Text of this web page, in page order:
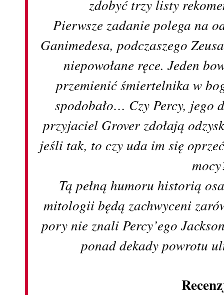
zdobyć trzy listy
Pierwsze zadanie polega na
Ganimedesa, podczaszego
niepowołane ręce. Jeden
przemienić śmiertelnika w
spodobało… Czy Percy, jego
przyjaciel Grover zdołają
jeśli tak, to czy uda im się
Tą pełną humoru historią
mitologii będą zachwyceni
pory nie znali Percy’ego
ponad dekady powrotu